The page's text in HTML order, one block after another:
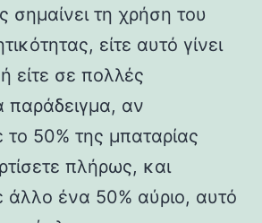
σημαίνει τη χρήση του
είτε αυτό γίνει
είτε σε πολλές
παράδειγμα, αν
50% της μπαταρίας
πλήρως, και
ένα 50% αύριο, αυτό